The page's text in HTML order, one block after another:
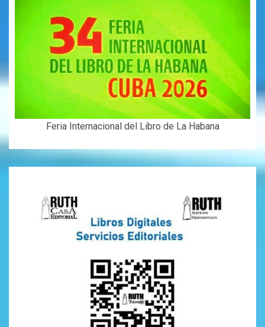
Feria Internacional del Libro de La Habana